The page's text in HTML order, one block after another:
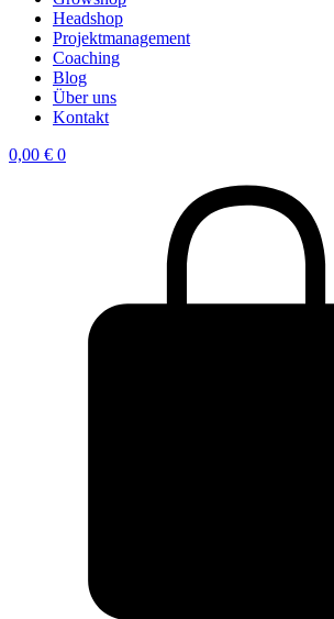
Headshop
Projektmanagement
Coaching
Blog
Über uns
Kontakt
0,00 € 0